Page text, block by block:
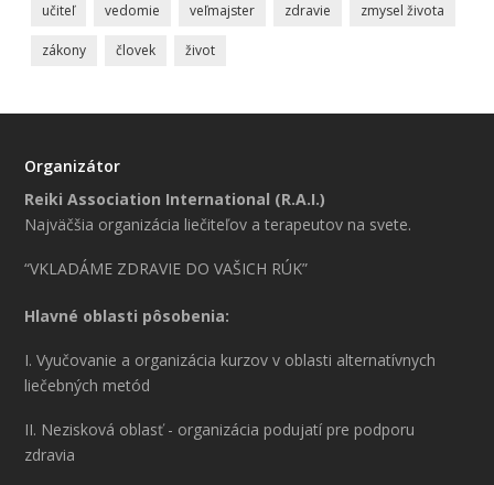
učiteľ vedomie veľmajster zdravie zmysel života
zákony človek život
Organizátor
Reiki Association International (R.A.I.)
Najväčšia organizácia liečiteľov a terapeutov na svete.
“VKLADÁME ZDRAVIE DO VAŠICH RÚK”
Hlavné oblasti pôsobenia:
I. Vyučovanie a organizácia kurzov v oblasti alternatívnych
liečebných metód
II. Nezisková oblasť - organizácia podujatí pre podporu
zdravia